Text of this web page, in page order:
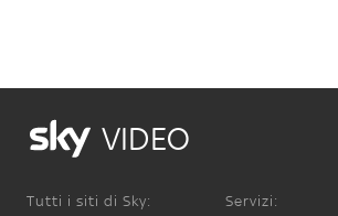
VIDEO
Tutti i siti di Sky: Servizi: